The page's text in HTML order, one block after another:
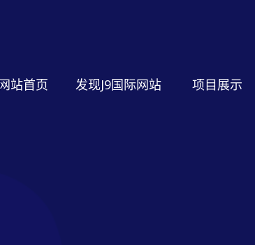
站首页 发现J9国际网站 项目展示